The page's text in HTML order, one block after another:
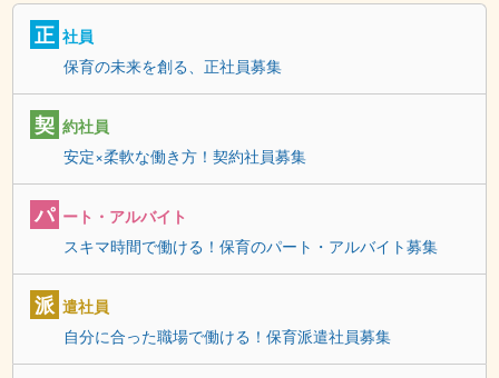
正 社員
保育の未来を創る、正社員募集
契 約社員
安定×柔軟な働き方！契約社員募集
パ ート・アルバイト
スキマ時間で働ける！保育のパート・アルバイト募集
派 遣社員
自分に合った職場で働ける！保育派遣社員募集